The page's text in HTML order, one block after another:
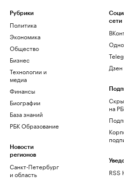
Рубрики
Политика
Экономика
Общество
Бизнес
Технологии и
медиа
Финансы
Биографии
База знаний
РБК Образование
Новости
регионов
Санкт-Петербург
и область
сети
Дзен
на
RSS